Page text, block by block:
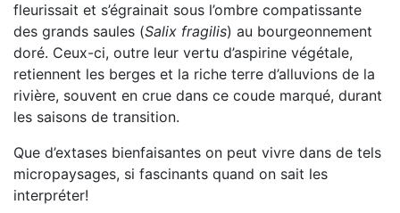
fleurissait et s’égrainait sous l’ombre compatissante
des grands saules (Salix fragilis) au bourgeonnement
doré. Ceux-ci, outre leur vertu d’aspirine végétale,
retiennent les berges et la riche terre d’alluvions de la
rivière, souvent en crue dans ce coude marqué, durant
les saisons de transition.
Que d’extases bienfaisantes on peut vivre dans de tels
micropaysages, si fascinants quand on sait les
interpréter!